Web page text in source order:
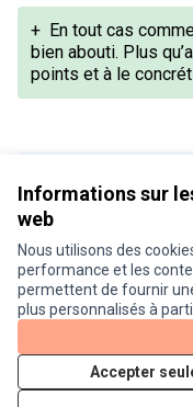
Informations sur
web
Nous utilisons des
performance et les
permettent de fournir
plus personnalisés à
Accepter
+ En tout cas
bien abouti. Plus
points et à le
Conditions d'utilisation
Paramètres des cookies
Je participe ! sur X
(Lien externe)
Je participe ! sur
Je participe !